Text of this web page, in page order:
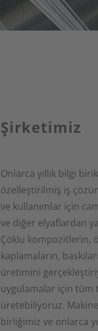
Şirketimiz
Onlarca yıllık bilgi
özelleştirilmiş iş
ve kullanımlar için
ve diğer elyaflardan
Çoklu kompozitlerin,
kaplamaların,
üretimini
uygulamalar için tüm
üretebiliyoruz.
birliğimiz ve onlarca